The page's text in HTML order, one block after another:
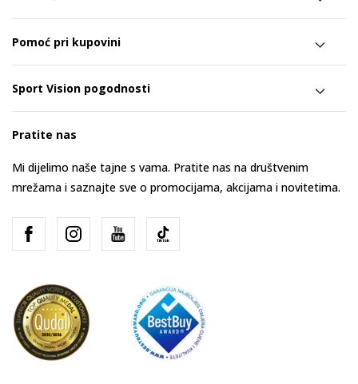
Pomoć pri kupovini
Sport Vision pogodnosti
Pratite nas
Mi dijelimo naše tajne s vama. Pratite nas na društvenim
mrežama i saznajte sve o promocijama, akcijama i novitetima.